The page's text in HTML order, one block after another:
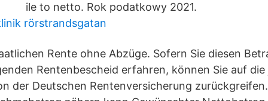
ile to netto. Rok podatkowy 2021.
rörstrandsgatan
Rente ohne Abzüge. Sofern Sie diesen
Rentenbescheid erfahren, können Sie auf
der Deutschen Rentenversicherung